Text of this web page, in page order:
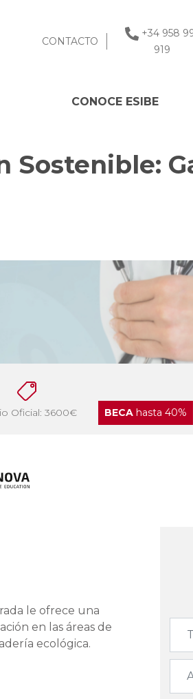
CONTACTO
+34 958
919
CONOCE ESIBE
Sostenible:
Oficial: 3600€ BECA hasta 40%
le ofrece una
en las áreas de
ecológica.